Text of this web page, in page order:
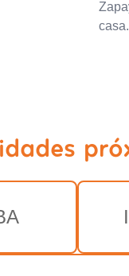
casa.